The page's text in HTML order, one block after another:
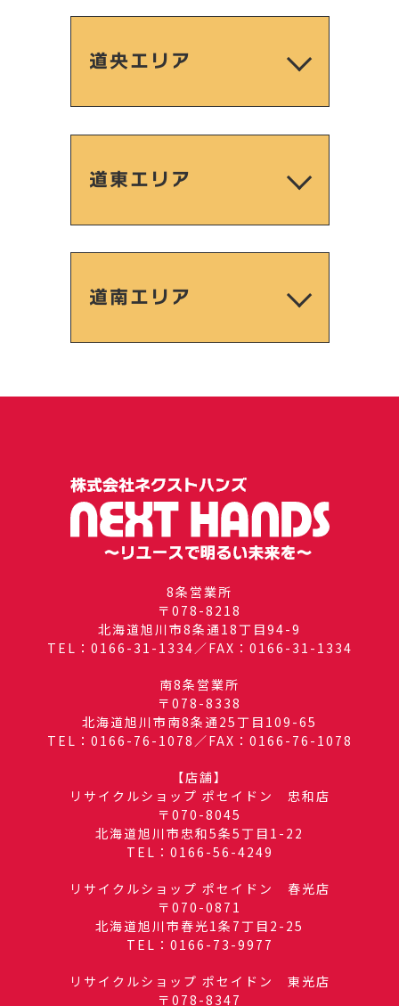
道央エリア
道東エリア
道南エリア
8条営業所
〒078-8218
北海道旭川市8条通18丁目94-9
TEL：0166-31-1334／FAX：0166-31-1334
南8条営業所
〒078-8338
北海道旭川市南8条通25丁目109-65
TEL：0166-76-1078／FAX：0166-76-1078
【店舗】
リサイクルショップ ポセイドン 忠和店
〒070-8045
北海道旭川市忠和5条5丁目1-22
TEL：0166-56-4249
リサイクルショップ ポセイドン 春光店
〒070-0871
北海道旭川市春光1条7丁目2-25
TEL：0166-73-9977
リサイクルショップ ポセイドン 東光店
〒078-8347